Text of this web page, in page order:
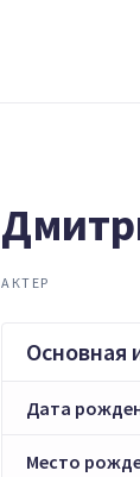
АКТЕР
Основная
Дата
Место